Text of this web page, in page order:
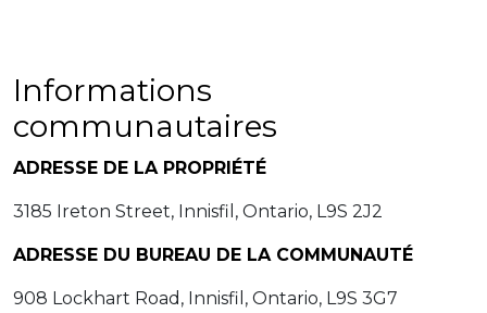
Informations
communautaires
ADRESSE DE LA PROPRIÉTÉ
3185 Ireton Street, Innisfil, Ontario, L9S 2J2
ADRESSE DU BUREAU DE LA COMMUNAUTÉ
908 Lockhart Road, Innisfil, Ontario, L9S 3G7